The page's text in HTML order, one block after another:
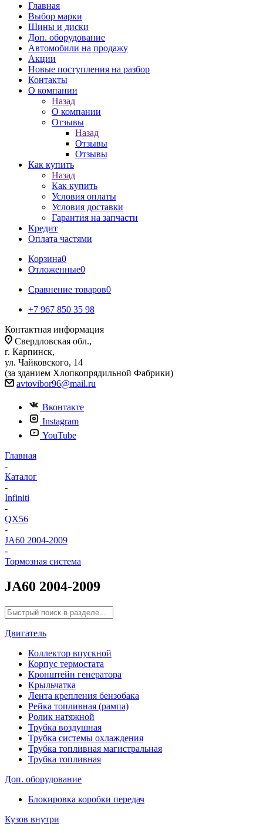
Главная
Выбор марки
Шины и диски
Доп. оборудование
Автомобили на продажу
Акции
Новые поступления на разбор
Контакты
О компании
Назад
О компании
Отзывы
Назад
Отзывы
Отзывы
Как купить
Назад
Как купить
Условия оплаты
Условия доставки
Гарантия на запчасти
Кредит
Оплата частями
Корзина0
Отложенные0
Сравнение товаров0
+7 967 850 35 98
Контактная информация
Свердловская обл.,
г. Карпинск,
ул. Чайковского, 14
(за зданием Хлопкопрядильной Фабрики)
avtovibor96@mail.ru
Вконтакте
Instagram
YouTube
Главная
-
Каталог
-
Infiniti
-
QX56
-
JA60 2004-2009
-
Тормозная система
JA60 2004-2009
Двигатель
Коллектор впускной
Корпус термостата
Кронштейн генератора
Крыльчатка
Лента крепления бензобака
Рейка топливная (рампа)
Ролик натяжной
Трубка воздушная
Трубка системы охлаждения
Трубка топливная магистральная
Трубка топливная
Доп. оборудование
Блокировка коробки передач
Кузов внутри